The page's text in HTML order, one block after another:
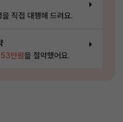
직접 대행해 드려요.
만원을 절약했어요.